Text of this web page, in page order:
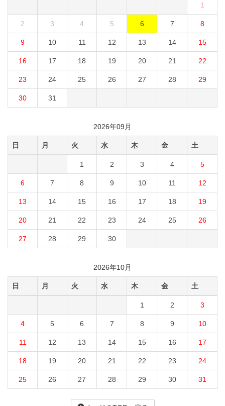
1
2 3 4 5 6 7 8
9 10 11 12 13 14 15
16 17 18 19 20 21 22
23 24 25 26 27 28 29
30 31
2026年09月
日 月 火 水 木 金 土
1 2 3 4 5
6 7 8 9 10 11 12
13 14 15 16 17 18 19
20 21 22 23 24 25 26
27 28 29 30
2026年10月
日 月 火 水 木 金 土
1 2 3
4 5 6 7 8 9 10
11 12 13 14 15 16 17
18 19 20 21 22 23 24
25 26 27 28 29 30 31